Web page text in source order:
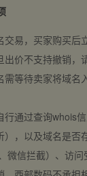
交易，买家购买后
出价不支持撤销，
需等待卖家将域名
行通过查询whois
），以及域名是否
微信拦截）、访